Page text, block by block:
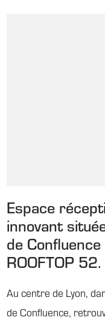
Espace
innovant
de
ROOFTOP 52.
Au centre de Lyon,
de Confluence,